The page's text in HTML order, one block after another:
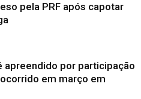
pela PRF após capotar
apreendido por participação
em março em